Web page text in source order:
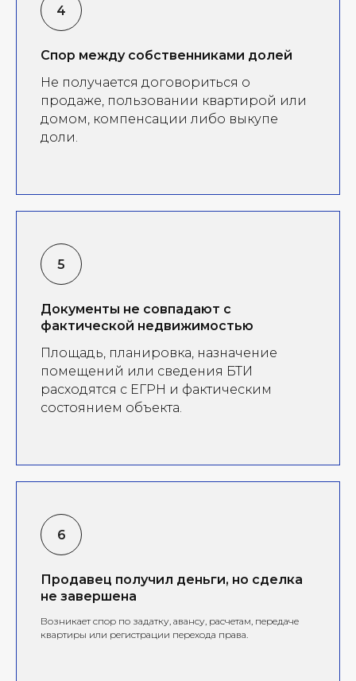
Спор между собственниками долей
Не получается договориться о
продаже, пользовании квартирой или
домом, компенсации либо выкупе
доли.
Документы не совпадают с
фактической недвижимостью
Площадь, планировка, назначение
помещений или сведения БТИ
расходятся с ЕГРН и фактическим
состоянием объекта.
Продавец получил деньги, но сделка
не завершена
Возникает спор по задатку, авансу, расчетам, передаче
квартиры или регистрации перехода права.